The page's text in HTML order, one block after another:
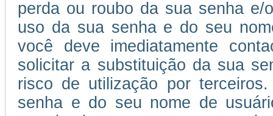
perda ou roubo da sua senha
uso da sua senha e do seu
você deve imediatamente
solicitar a substituição da sua
risco de utilização por
senha e do seu nome de